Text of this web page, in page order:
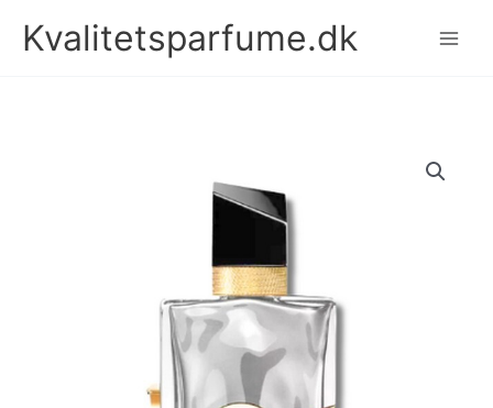
Kvalitetsparfume.dk